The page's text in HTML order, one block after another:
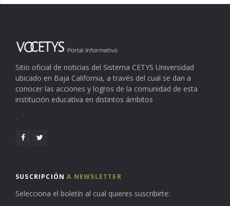
Sitio oficial de noticias del Sistema CETYS Universidad
ubicado en Baja California, a través del cual se dan a
conocer las acciones y logros de la comunidad de esta
institución educativa en distintos ámbitos
.
SUSCRIPCIÓNA NEWSLETTER
Selecciona el boletín al cual quieres suscribirte: